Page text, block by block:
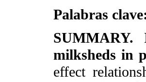
Palabras
milksheds in
effect